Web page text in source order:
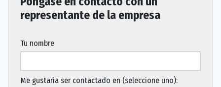
representante de la empresa
Tu nombre
Me gustaría ser contactado en (seleccione uno):